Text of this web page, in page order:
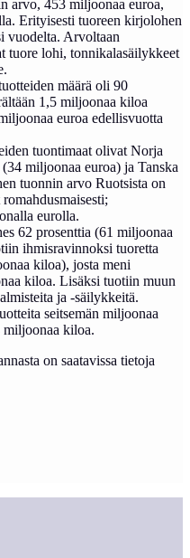
arvo, 453 miljoonaa euroa,
Erityisesti tuoreen kirjolohen
vuodelta. Arvoltaan
tuore lohi, tonnikalasäilykkeet
määrä oli 90
1,5 miljoonaa kiloa
euroa edellisvuotta
tuontimaat olivat Norja
miljoonaa euroa) ja Tanska
tuonnin arvo Ruotsista on
eurolla.
62 prosenttia (61 miljoonaa
ihmisravinnoksi tuoretta
kiloa), josta meni
kiloa. Lisäksi tuotiin muun
ja ‑säilykkeitä.
seitsemän miljoonaa
miljoonaa kiloa.
on saatavissa tietoja